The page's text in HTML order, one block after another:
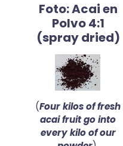
Foto: Acai en
Polvo 4:1
(spray dried)
(Four kilos of fresh
acai fruit go into
every kilo of our